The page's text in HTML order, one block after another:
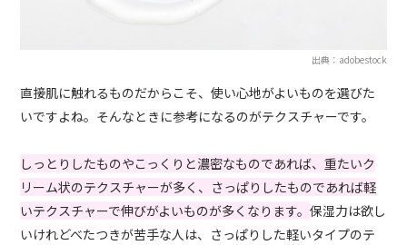
出典：adobestock
直接肌に触れるものだからこそ、使い心地がよいものを選びた
いですよね。そんなときに参考になるのがテクスチャーです。
しっとりしたものやこっくりと濃密なものであれば、重たいク
リーム状のテクスチャーが多く、さっぱりしたものであれば軽
いテクスチャーで伸びがよいものが多くなります。保湿力は欲し
いけれどべたつきが苦手な人は、さっぱりした軽いタイプのテ